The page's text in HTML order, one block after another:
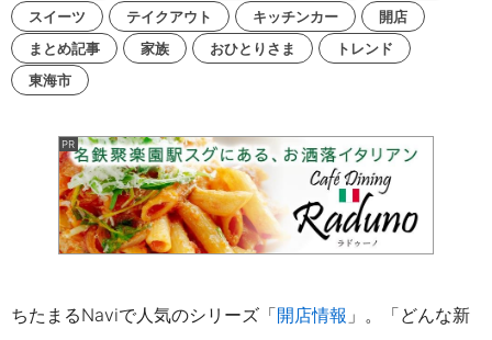
スイーツ
テイクアウト キッチンカー
開店
まとめ記事
家族 おひとりさま
トレンド
東海市
ちたまるNaviで人気のシリーズ「開店情報 」。
「どんな新